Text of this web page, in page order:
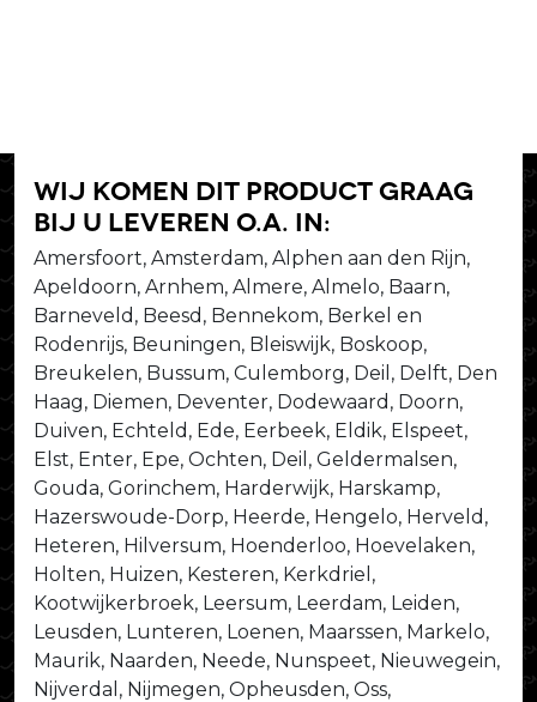
Wij komen dit product graag
bij u leveren o.a. in:
Amersfoort, Amsterdam, Alphen aan den Rijn,
Apeldoorn, Arnhem, Almere, Almelo, Baarn,
Barneveld, Beesd, Bennekom, Berkel en
Rodenrijs, Beuningen, Bleiswijk, Boskoop,
Breukelen, Bussum, Culemborg, Deil, Delft, Den
Haag, Diemen, Deventer, Dodewaard, Doorn,
Duiven, Echteld, Ede, Eerbeek, Eldik, Elspeet,
Elst, Enter, Epe, Ochten, Deil, Geldermalsen,
Gouda, Gorinchem, Harderwijk, Harskamp,
Hazerswoude-Dorp, Heerde, Hengelo, Herveld,
Heteren, Hilversum, Hoenderloo, Hoevelaken,
Holten, Huizen, Kesteren, Kerkdriel,
Kootwijkerbroek, Leersum, Leerdam, Leiden,
Leusden, Lunteren, Loenen, Maarssen, Markelo,
Maurik, Naarden, Neede, Nunspeet, Nieuwegein,
Nijverdal, Nijmegen, Opheusden, Oss,